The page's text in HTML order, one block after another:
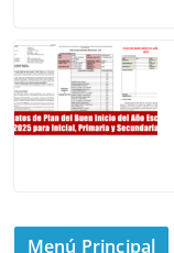
Menú Principal